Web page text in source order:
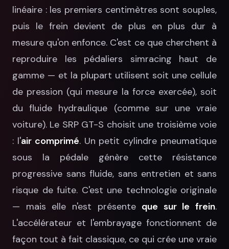
linéaire : les premiers centimètres sont souples,
puis le frein devient de plus en plus dur à
mesure qu'on enfonce. C'est ce que cherchent à
reproduire les pédaliers simracing haut de
gamme — et la plupart utilisent soit une cellule
de pression (qui mesure la force exercée), soit
du fluide hydraulique (comme sur une vraie
voiture). Le SRP GT-S choisit une troisième voie
: l'air comprimé. Un petit cylindre pneumatique
sous la pédale génère cette résistance
progressive sans fluide, sans entretien et sans
risque de fuite. C'est une technologie originale
— mais elle n'est présente que sur le frein.
L'accélérateur et l'embrayage fonctionnent de
façon tout à fait classique, ce qui crée une vraie